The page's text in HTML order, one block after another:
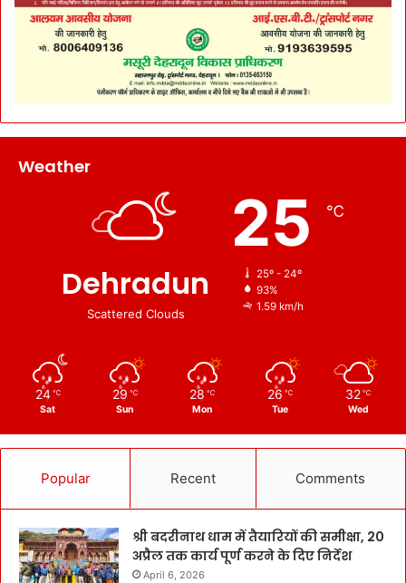
Weather
Dehradun
Scattered Clouds
25 ℃
25º - 24º
93%
1.59 km/h
24 ℃
Sat
29 ℃
Sun
28 ℃
Mon
26 ℃
Tue
32 ℃
Wed
Popular Recent Comments
श्री बदरीनाथ धाम में तैयारियों की समीक्षा, 20
अप्रैल तक कार्य पूर्ण करने के दिए निर्देश
April 6, 2026